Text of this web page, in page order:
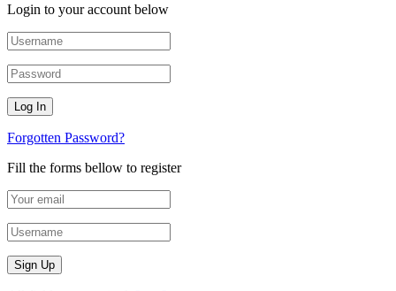
Login to your account below
Forgotten Password?
Fill the forms bellow to register